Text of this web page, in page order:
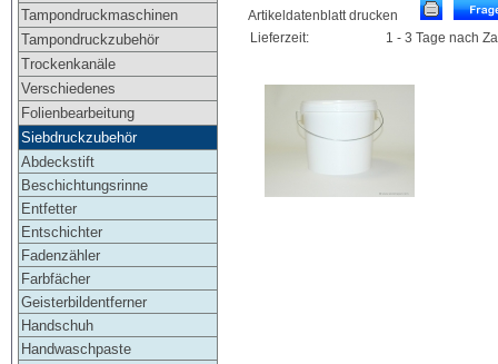
Tampondruckmaschinen
Tampondruckzubehör
Trockenkanäle
Verschiedenes
Folienbearbeitung
Siebdruckzubehör
Abdeckstift
Beschichtungsrinne
Entfetter
Entschichter
Fadenzähler
Farbfächer
Geisterbildentferner
Handschuh
Handwaschpaste
Artikeldatenblatt drucken
Lieferzeit:
1 - 3 Tage nach